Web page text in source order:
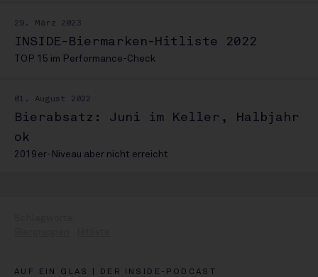
29. März 2023
INSIDE-Biermarken-Hitliste 2022
TOP 15 im Performance-Check
01. August 2022
Bierabsatz: Juni im Keller, Halbjahr
ok
2019er-Niveau aber nicht erreicht
AUF EIN GLAS | DER INSIDE-PODCAST